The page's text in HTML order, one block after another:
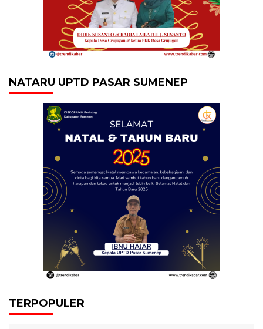
NATARU UPTD PASAR SUMENEP
TERPOPULER